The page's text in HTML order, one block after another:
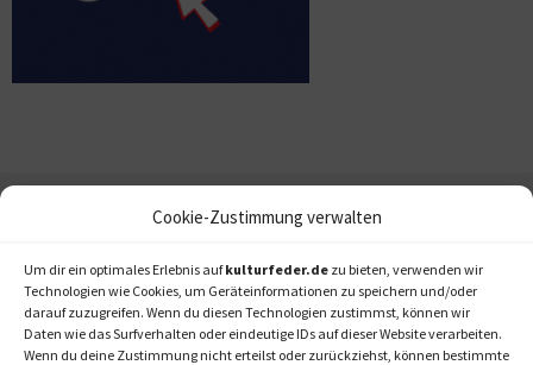
Cookie-Zustimmung verwalten
Um dir ein optimales Erlebnis aufkulturfeder.de zu bieten, verwenden wir
Technologien wie Cookies, um Geräteinformationen zu speichern und/oder
darauf zuzugreifen. Wenn du diesen Technologien zustimmst, können wir
Daten wie das Surfverhalten oder eindeutige IDs auf dieser Website verarbeiten.
Wenn du deine Zustimmung nicht erteilst oder zurückziehst, können bestimmte